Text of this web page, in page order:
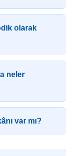
olarak
neler
var mı?